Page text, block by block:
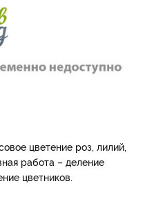
цветение роз, лилий,
работа – деление
цветников.